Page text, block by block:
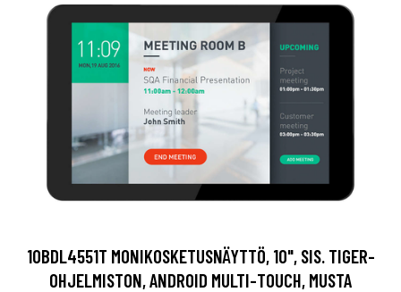
10BDL4551T MONIKOSKETUSNÄYTTÖ, 10", SIS. TIGER-
OHJELMISTON, ANDROID MULTI-TOUCH, MUSTA